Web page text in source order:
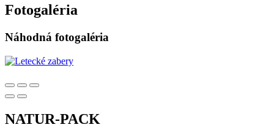
Fotogaléria
Náhodná fotogaléria
NATUR-PACK